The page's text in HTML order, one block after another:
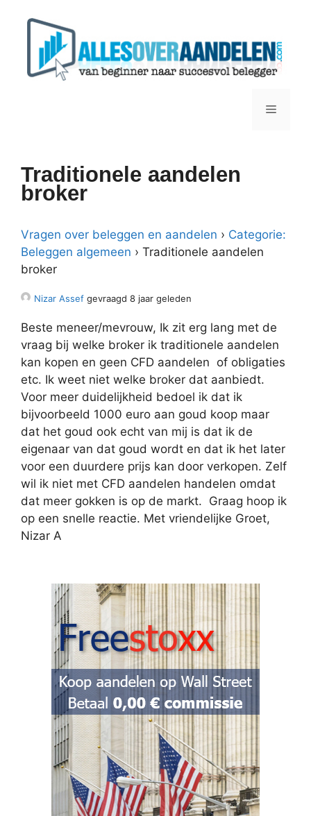
Menu
Traditionele aandelen
broker
Vragen over beleggen en aandelen › Categorie:
Beleggen algemeen › Traditionele aandelen
broker
Nizar Assef gevraagd 8 jaar geleden
Beste meneer/mevrouw, Ik zit erg lang met de
vraag bij welke broker ik traditionele aandelen
kan kopen en geen CFD aandelen of obligaties
etc. Ik weet niet welke broker dat aanbiedt.
Voor meer duidelijkheid bedoel ik dat ik
bijvoorbeeld 1000 euro aan goud koop maar
dat het goud ook echt van mij is dat ik de
eigenaar van dat goud wordt en dat ik het later
voor een duurdere prijs kan door verkopen. Zelf
wil ik niet met CFD aandelen handelen omdat
dat meer gokken is op de markt. Graag hoop ik
op een snelle reactie. Met vriendelijke Groet,
Nizar A